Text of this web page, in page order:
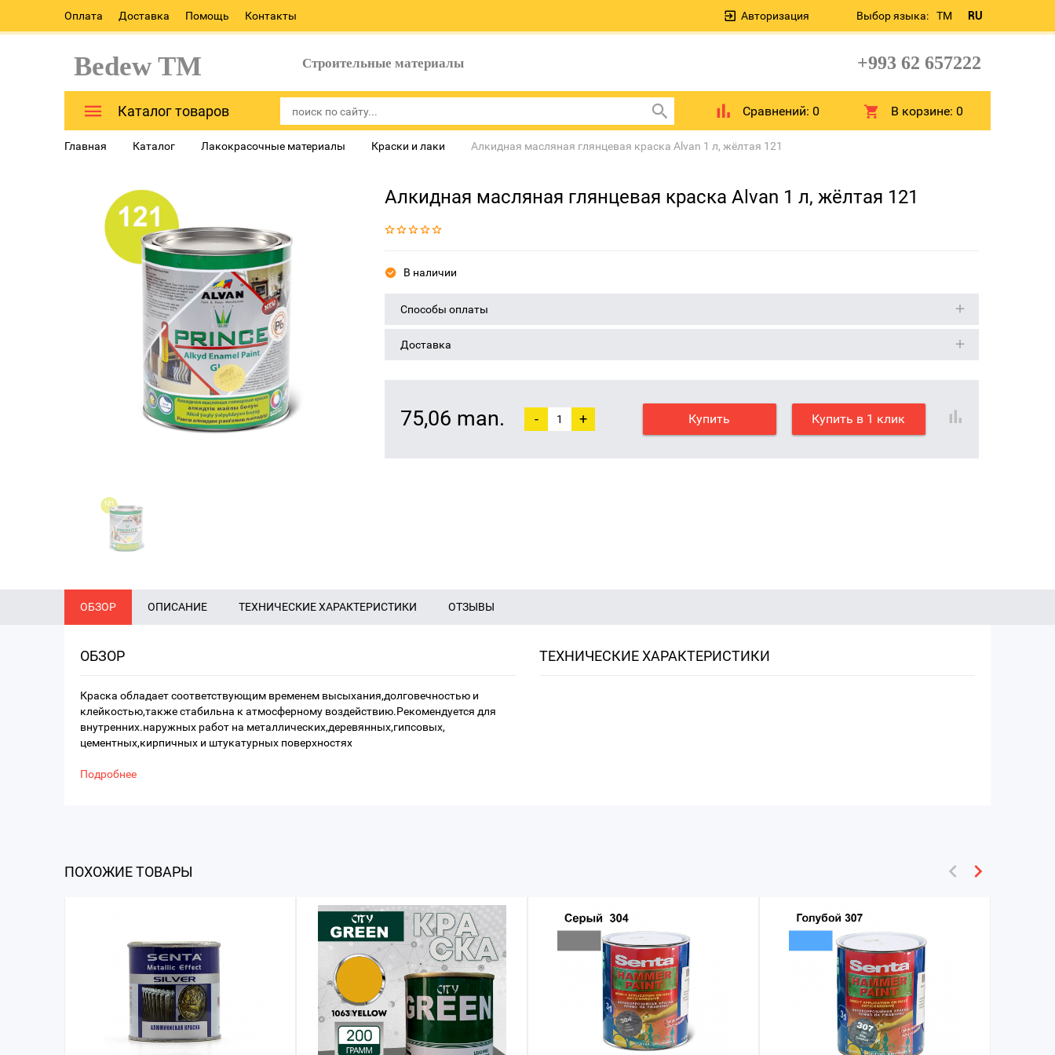
Оплата Доставка Помощь Контакты Выбор языка: TM RU
Авторизация
Bedew TM Строительные материалы +993 62 657222
Каталог товаров Сравнений: 0 В корзине:0
Главная Каталог Лакокрасочные материалы Краски и лаки Алкидная масляная глянцевая краска Alvan 1 л, жёлтая 121
Алкидная масляная глянцевая краска Alvan 1 л, жёлтая 121
В наличии
Способы оплаты
Доставка
75,06 man. - + Купить Купить в 1 клик
ОБЗОР ОПИСАНИЕ ТЕХНИЧЕСКИЕ ХАРАКТЕРИСТИКИ ОТЗЫВЫ
ОБЗОР
Краска обладает соответствующим временем высыхания,долговечностью и
клейкостью,также стабильна к атмосферному воздействию.Рекомендуется для
внутренних.наружных работ на металлических,деревянных,гипсовых,
цементных,кирпичных и штукатурных поверхностях
Подробнее
ТЕХНИЧЕСКИЕ ХАРАКТЕРИСТИКИ
ПОХОЖИЕ ТОВАРЫ